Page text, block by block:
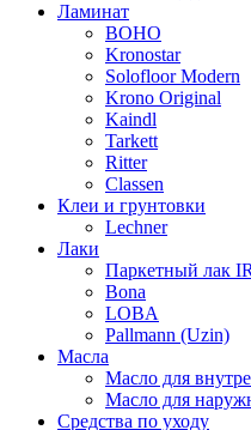
Ламинат
BOHO
Kronostar
Solofloor Modern
Krono Original
Kaindl
Tarkett
Ritter
Classen
Клеи и грунтовки
Lechner
Лаки
Паркетный лак
Bona
LOBA
Pallmann (Uzin)
Масла
Масло для
Масло для
Средства по уходу